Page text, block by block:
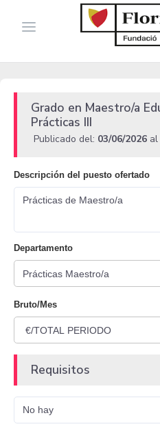
Grado en Maestro/a
Prácticas III
Publicado del: 03/06/2026 al
Descripción del puesto ofertado
Prácticas de Maestro/a
Departamento
Bruto/Mes
Requisitos
No hay